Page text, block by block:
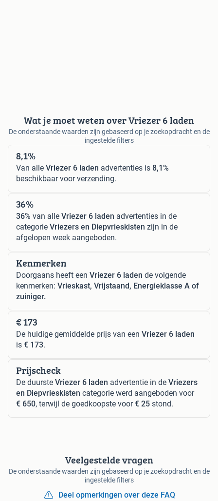
Wat je moet weten over Vriezer 6 laden
De onderstaande waarden zijn gebaseerd op je zoekopdracht en de
ingestelde filters
8,1%
Van alle Vriezer 6 laden advertenties is 8,1%
beschikbaar voor verzending.
36%
36% van alle Vriezer 6 laden advertenties in de
categorie Vriezers en Diepvrieskisten zijn in de
afgelopen week aangeboden.
Kenmerken
Doorgaans heeft een Vriezer 6 laden de volgende
kenmerken: Vrieskast, Vrijstaand, Energieklasse A of
zuiniger.
€ 173
De huidige gemiddelde prijs van een Vriezer 6 laden
is € 173.
Prijscheck
De duurste Vriezer 6 laden advertentie in de Vriezers
en Diepvrieskisten categorie werd aangeboden voor
€ 650, terwijl de goedkoopste voor€ 25 stond.
Veelgestelde vragen
De onderstaande waarden zijn gebaseerd op je zoekopdracht en de
ingestelde filters
Deel opmerkingen over deze FAQ